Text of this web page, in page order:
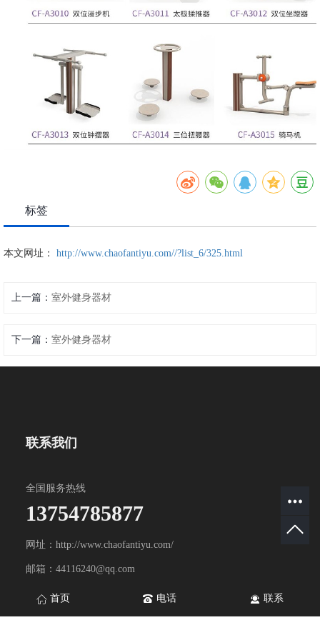
标签
本文网址： http://www.chaofantiyu.com//?list_6/325.html
上一篇： 室外健身器材
下一篇： 室外健身器材
联系我们
全国服务热线
13754785877
网址：http://www.chaofantiyu.com/
邮箱：44116240@qq.com
地址：山东省淄博市淄川区双杨镇双杨工业园
首页 电话 联系